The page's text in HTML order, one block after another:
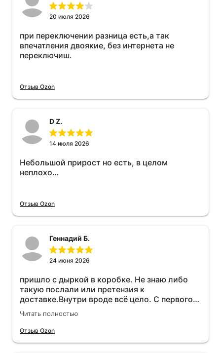
20 июля 2026
при переключении разница есть,а так
впечатления двоякие, без интернета не
переключиш.
Отзыв Ozon
D Z.
14 июля 2026
Небольшой прирост но есть, в целом
неплохо…
Отзыв Ozon
Геннадий Б.
24 июня 2026
пришло с дыркой в коробке. Не знаю либо
такую послали или претензия к
доставке.Внутри вроде всё цело. С первого
раза установить не получается не знаю
может интернет дурит. Четыре звёзды за
упаковку с дыркой.Как опробую дополню
Читать полностью
Отзыв Ozon